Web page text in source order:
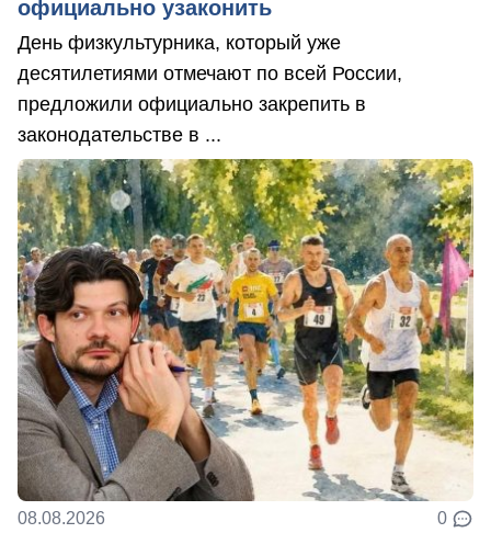
официально узаконить
День физкультурника, который уже
десятилетиями отмечают по всей России,
предложили официально закрепить в
законодательстве в ...
08.08.2026 0